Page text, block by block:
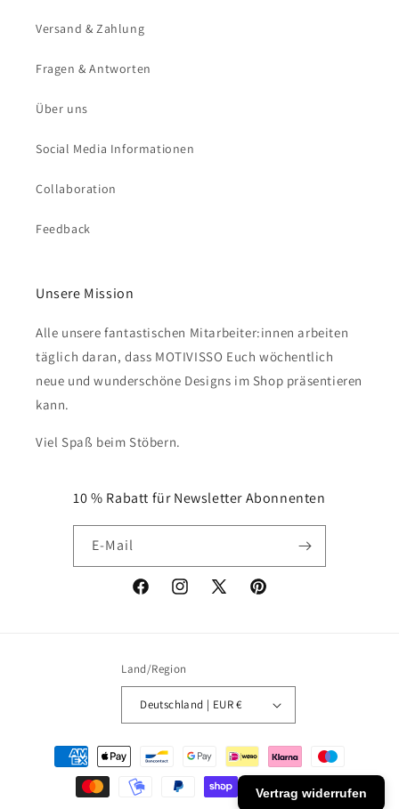
Versand & Zahlung
Fragen & Antworten
Über uns
Social Media Informationen
Collaboration
Feedback
Unsere Mission
Alle unsere fantastischen Mitarbeiter:innen arbeiten
täglich daran, dass MOTIVISSO Euch wöchentlich
neue und wunderschöne Designs im Shop präsentieren
kann.
Viel Spaß beim Stöbern.
10 % Rabatt für Newsletter Abonnenten
E-Mail
FacebookInstagram
X
Pinterest
Land/Region
Deutschland | EUR €
Zahlungsmethoden
Vertrag widerrufen